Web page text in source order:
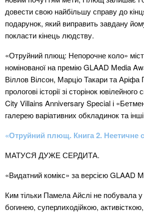
довести свою найбільшу справу до
подарунок, який виправить завдану
покласти кінець людству.
«Отруйний плющ: Непорочне коло»
номінованої на премію GLAAD Media
Віллов Вілсон, Марціо Такари та Аріфа
прологові історії зі сторінок
City Villains Anniversary Special і
галерею варіативних обкладинок та
«Отруйний плющ. Книга 2. Неетичне
МАТУСЯ ДУЖЕ СЕРДИТА.
«Видатний комікс» за версією GLAAD
Ким тільки Памела Айслі не побувала
богинею, суперлиходійкою,